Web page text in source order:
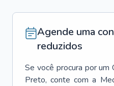
Agende uma
reduzidos
Se você procura por um
Preto, conte com a